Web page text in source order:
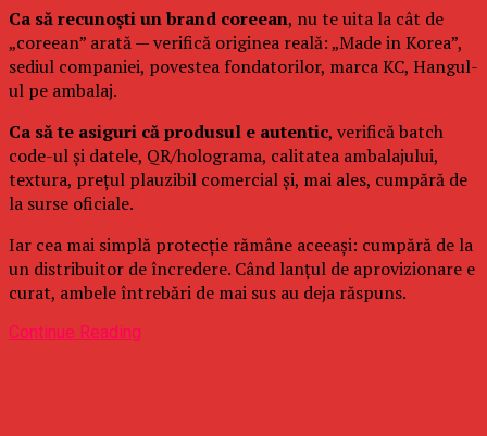
Ca să recunoști un brand coreean, nu te uita la cât de
„coreean” arată — verifică originea reală: „Made in Korea”,
sediul companiei, povestea fondatorilor, marca KC, Hangul-
ul pe ambalaj.
Ca să te asiguri că produsul e autentic, verifică batch
code-ul și datele, QR/holograma, calitatea ambalajului,
textura, prețul plauzibil comercial și, mai ales, cumpără de
la surse oficiale.
Iar cea mai simplă protecție rămâne aceeași: cumpără de la
un distribuitor de încredere. Când lanțul de aprovizionare e
curat, ambele întrebări de mai sus au deja răspuns.
Continue Reading